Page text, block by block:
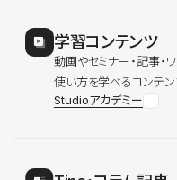
学習コンテンツ
動画やセミナー・記事・ワ
使い方を学べるコンテン
Studioアカデミー